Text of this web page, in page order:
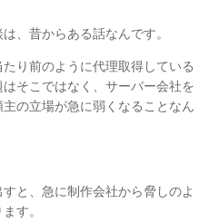
、昔からある話なんです。
り前のように代理取得している
そこではなく、サーバー会社を
の立場が急に弱くなることなん
と、急に制作会社から脅しのよ
す。